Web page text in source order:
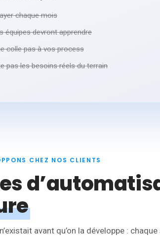
chaque mois
équipes devront apprendre
colle pas à vos process
pas les besoins réels du terrain
CHEZ NOS CLIENTS
avant qu’on la développe :